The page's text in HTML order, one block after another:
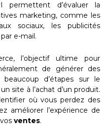
permettent d’évaluer la
marketing, comme les
sociaux, les publicités
e-mail.
l’objectif ultime pour
de générer des
d’étapes sur le
site à l’achat d’un produit.
où vous perdez des
améliorer l’expérience de
ventes.